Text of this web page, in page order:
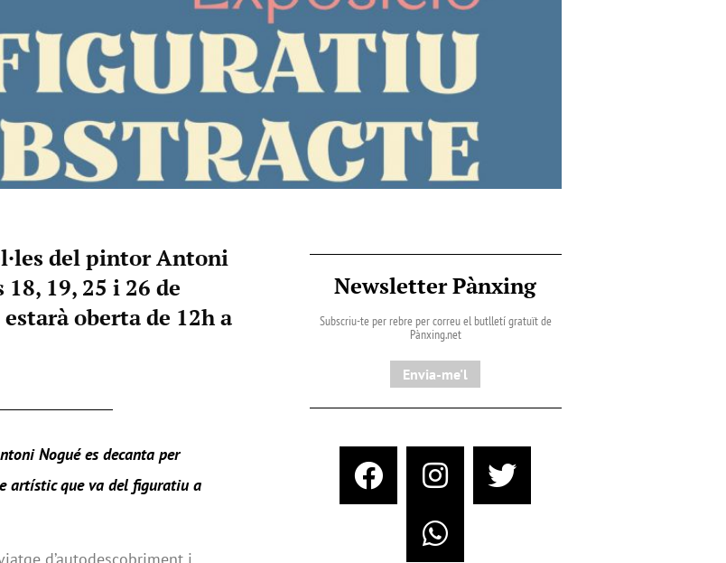
del pintor Antoni
19, 25 i 26 de
oberta de 12h a
Nogué es decanta per
artístic que va del figuratiu a
Newsletter Pànxing
Subscriu-te per rebre per correu el butlletí gratuït de
Pànxing.net​
Envia-me'l